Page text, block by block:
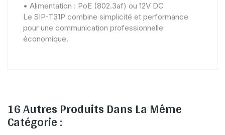
• Alimentation : PoE (802.3af) ou 12V DC
Le SIP-T31P combine simplicité et performance
pour une communication professionnelle
économique.
16 Autres Produits Dans La Même
Catégorie :